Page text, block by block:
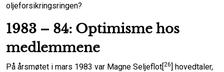
oljeforsikringsringen?
1983 – 84: Optimisme hos
medlemmene
På årsmøtet i mars 1983 var Magne Seljeflot[26] hovedtaler,